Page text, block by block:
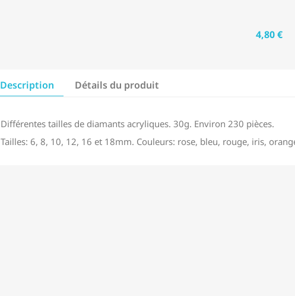
4,80 €
Description Détails du produit
Différentes tailles de diamants acryliques. 30g. Environ 230 pièces.
Tailles: 6, 8, 10, 12, 16 et 18mm. Couleurs: rose, bleu, rouge, iris,